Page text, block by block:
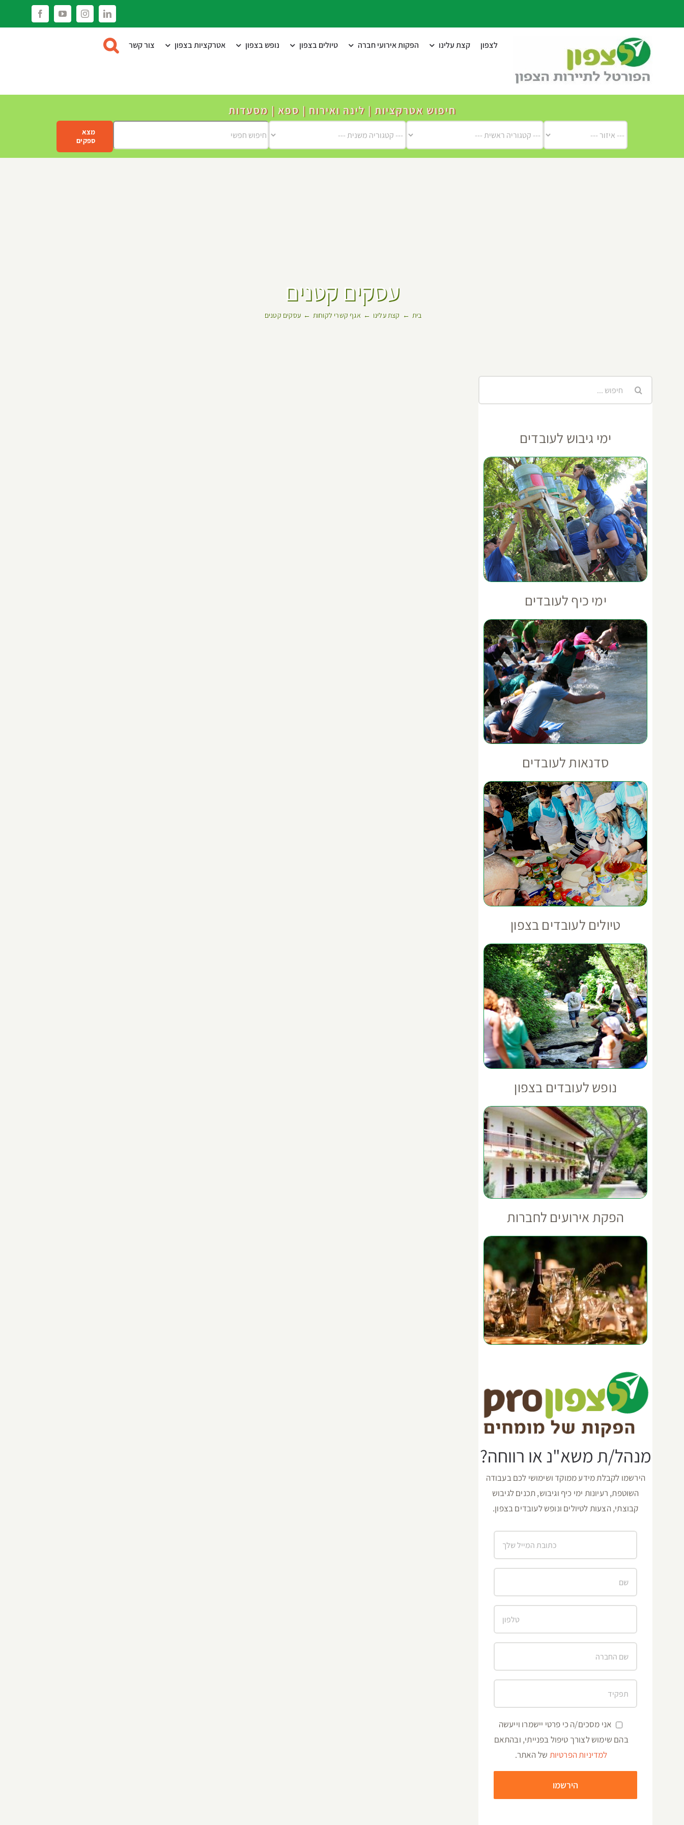
LinkedIn
Instagram
YouTube
Facebook
לצפון קצת עלינו הפקות אירועי חברה טיולים בצפון נופש בצפון אטרקציות בצפון צור קשר
חיפוש אטרקציות | לינה ואירוח | ספא | מסעדות
מצא
ספקים
עסקים קטנים
בית קצת עלינו אגף קשרי לקוחות עסקים קטנים
ימי גיבוש לעובדים
ימי כיף לעובדים
סדנאות לעובדים
טיולים לעובדים בצפון
נופש לעובדים בצפון
הפקת אירועים לחברות
מנהל/ת משא"נ או רווחה?
הירשמו לקבלת מידע ממוקד ושימושי לכם בעבודה
השוטפת, רעיונות ימי כיף וגיבוש, תכנים לגיבוש
קבוצתי, הצעות לטיולים ונופש לעובדים בצפון.
אני מסכים/ה כי פרטי יישמרו וייעשה
בהם שימוש לצורך טיפול בפנייתי, ובהתאם
למדיניות הפרטיות של האתר.